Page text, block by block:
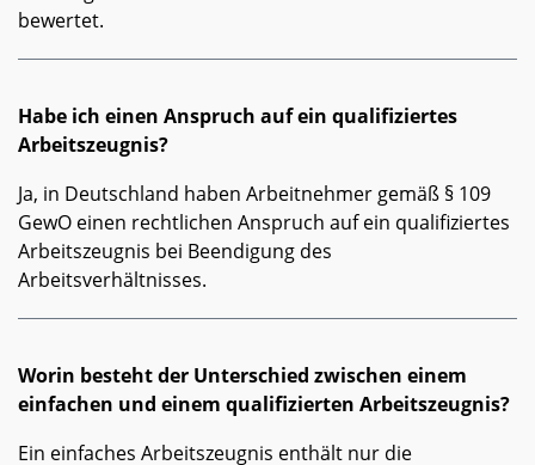
bewertet.
Habe ich einen Anspruch auf ein qualifiziertes
Arbeitszeugnis?
Ja, in Deutschland haben Arbeitnehmer gemäß § 109
GewO einen rechtlichen Anspruch auf ein qualifiziertes
Arbeitszeugnis bei Beendigung des
Arbeitsverhältnisses.
Worin besteht der Unterschied zwischen einem
einfachen und einem qualifizierten Arbeitszeugnis?
Ein einfaches Arbeitszeugnis enthält nur die